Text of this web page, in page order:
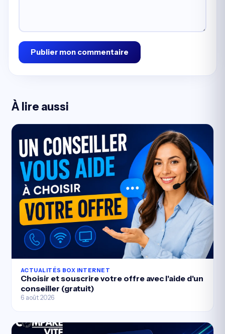
Publier mon commentaire
À lire aussi
ACTUALITÉS BOX INTERNET
Choisir et souscrire votre offre avec l'aide d'un
conseiller (gratuit)
6 août 2026